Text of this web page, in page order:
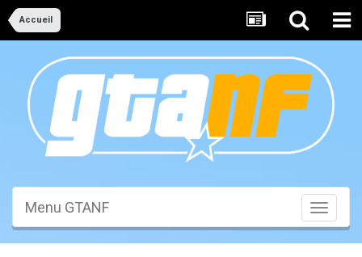
Accueil
Toggle
Menu GTANF